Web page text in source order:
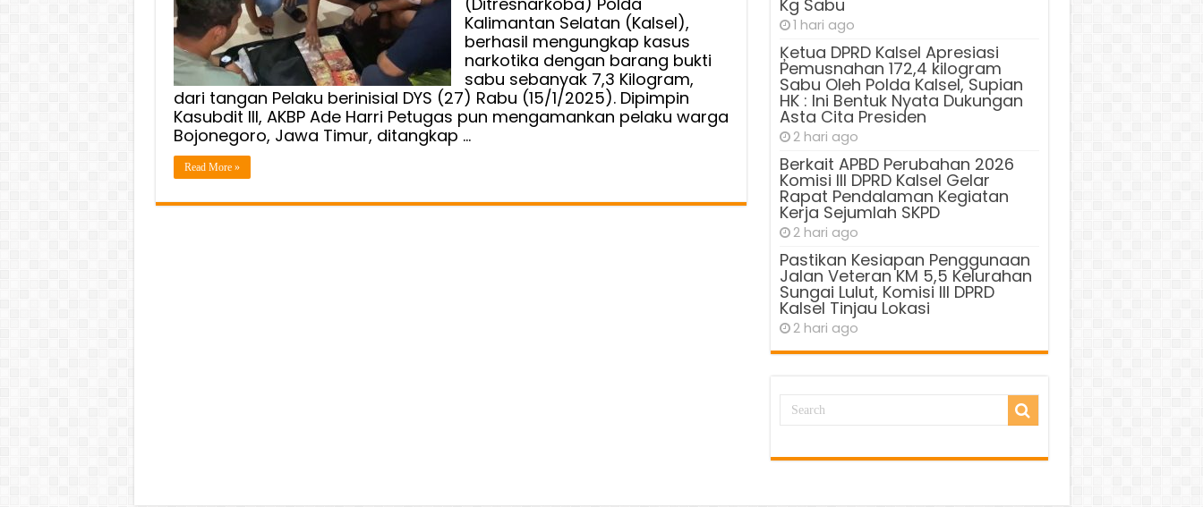
Kalimantan Selatan (Kalsel),
berhasil mengungkap kasus
narkotika dengan barang bukti
sabu sebanyak 7,3 Kilogram,
dari tangan Pelaku berinisial DYS (27) Rabu (15/1/2025). Dipimpin
Kasubdit III, AKBP Ade Harri Petugas pun mengamankan pelaku warga
Bojonegoro, Jawa Timur, ditangkap …
Read More »
Kg Sabu
1 hari ago
Ķetua DPRD Kalsel Apresiasi
Pemusnahan 172,4 kilogram
Sabu Oleh Polda Kalsel, Supian
HK : Ini Bentuk Nyata Dukungan
Asta Cita Presiden
2 hari ago
Berkait APBD Perubahan 2026
Komisi III DPRD Kalsel Gelar
Rapat Pendalaman Kegiatan
Kerja Sejumlah SKPD
2 hari ago
Pastikan Kesiapan Penggunaan
Jalan Veteran KM 5,5 Kelurahan
Sungai Lulut, Komisi III DPRD
Kalsel Tinjau Lokasi
2 hari ago